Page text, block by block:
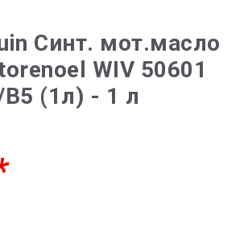
Синт. мот.масло
WIV 50601
(1л) - 1 л